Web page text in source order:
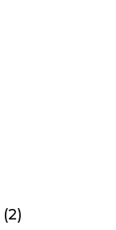
(2)